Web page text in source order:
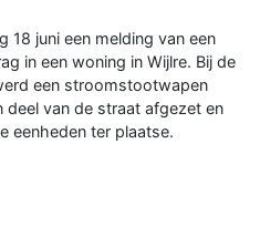
18 juni een melding van een
in een woning in Wijlre. Bij de
een stroomstootwapen
van de straat afgezet en
eenheden ter plaatse.